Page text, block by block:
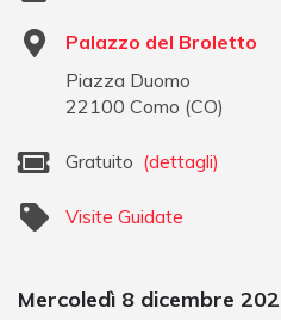
Palazzo del Broletto
Piazza Duomo
22100 Como (CO)
Gratuito (dettagli)
Visite Guidate
Mercoledì 8 dicembre